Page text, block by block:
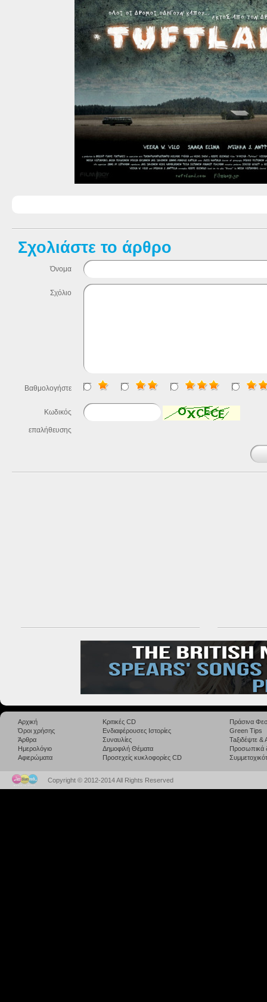
Σχολιάστε το άρθρο
Όνομα
Σχόλιο
Βαθμολογήστε
Κωδικός
επαλήθευσης
Αρχική
Όροι χρήσης
Άρθρα
Ημερολόγιο
Αφιερώματα
Κριτικές CD
Ενδιαφέρουσες Ιστορίες
Συναυλίες
Δημοφιλή Θέματα
Προσεχείς κυκλοφορίες CD
Πράσινα
Green Tips
Taξιδέψτε
Προσωπικά
Copyright © 2012-2014 All Rights Reserved